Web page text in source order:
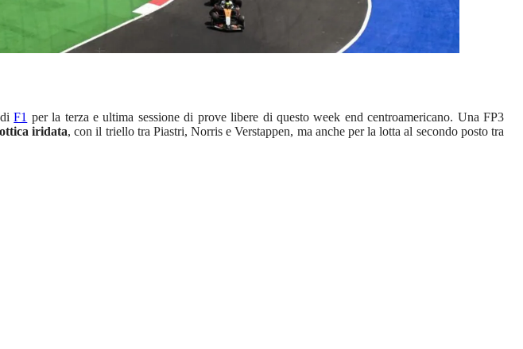
diF1 per la terza e ultima sessione di prove libere di questo week end centroamericano. Una FP3
iridata, con il triello tra Piastri, Norris e Verstappen, ma anche per la lotta al secondo posto tra